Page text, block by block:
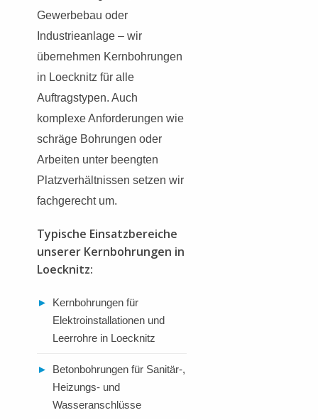
Gewerbebau oder
Industrieanlage – wir
übernehmen Kernbohrungen
in Loecknitz für alle
Auftragstypen. Auch
komplexe Anforderungen wie
schräge Bohrungen oder
Arbeiten unter beengten
Platzverhältnissen setzen wir
fachgerecht um.
Typische Einsatzbereiche
unserer Kernbohrungen in
Loecknitz:
►
Kernbohrungen für
Elektroinstallationen und
Leerrohre in Loecknitz
►
Betonbohrungen für Sanitär-,
Heizungs- und
Wasseranschlüsse